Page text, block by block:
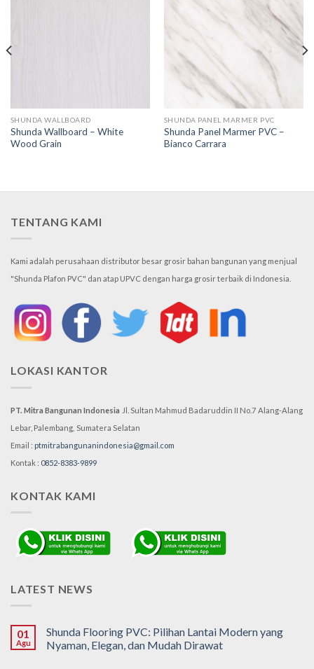
SHUNDA WALLBOARD
Shunda Wallboard – White
Wood Grain
SHUNDA PANEL MARMER PVC
Shunda Panel Marmer PVC –
Bianco Carrara
TENTANG KAMI
Kami adalah perusahaan distributor besar grosir bahan bangunan yang menjual
"Shunda Plafon PVC" dan atap UPVC dengan harga grosir terbaik di Indonesia.
LOKASI KANTOR
PT. Mitra Bangunan Indonesia Jl. Sultan Mahmud Badaruddin II No.7 Alang-Alang
Lebar, Palembang, Sumatera Selatan
Email : ptmitrabangunanindonesia@gmail.com
Kontak : 0852-8383-9899
KONTAK KAMI
LATEST NEWS
01
Agu
Shunda Flooring PVC: Pilihan Lantai Modern yang
Nyaman, Elegan, dan Mudah Dirawat